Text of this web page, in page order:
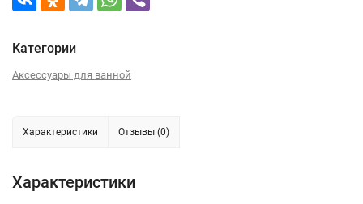
Категории
Аксессуары для ванной
Характеристики Отзывы (0)
Характеристики